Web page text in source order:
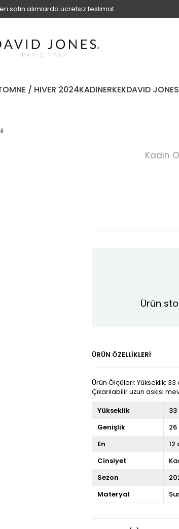
satın alımlarda ücretsiz teslimat
/ HIVER 2024KADINERKEKDAVID JONES
Kadın
Ürün
ÜRÜN ÖZELLIKLERI
Ürün Ölçüleri: Yükseklik:
Çıkarılabilir uzun askısı
Yükseklik
Genişlik
En
12
Cinsiyet
Sezon
Materyal